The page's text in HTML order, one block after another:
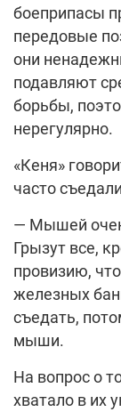
боеприпасы
передовые
они
подавляют
борьбы,
нерегулярно.
«Кеня»
часто
— Мышей
Грызут все,
провизию,
железных
съедать,
мыши.
На вопрос о
хватало в их